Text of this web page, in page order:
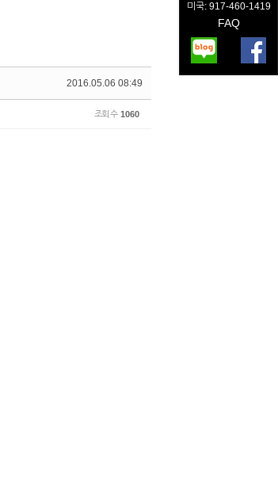
2016.05.06 08:49
조회 수 1060
미국: 917-460-1419
FAQ